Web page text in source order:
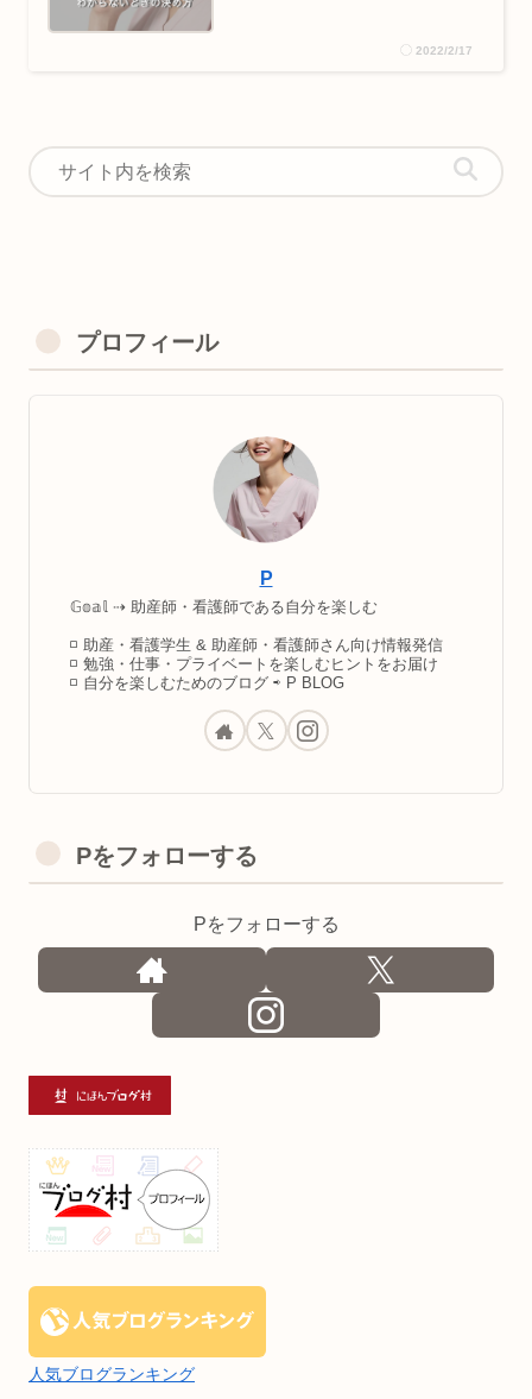
2022/2/17
プロフィール
P
𝔾𝕠𝕒𝕝 ⇢ 助産師・看護師である自分を楽しむ
◽️ 助産・看護学生 & 助産師・看護師さん向け情報発信
◽️ 勉強・仕事・プライベートを楽しむヒントをお届け
◽️ 自分を楽しむためのブログ ⇨ P BLOG
Pをフォローする
Pをフォローする
人気ブログランキング